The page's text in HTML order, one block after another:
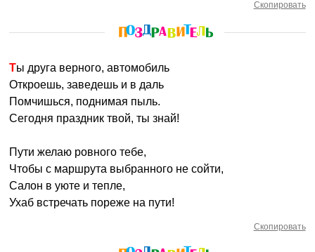
Скопировать
Ты друга верного, автомобиль
Откроешь, заведешь и в даль
Помчишься, поднимая пыль.
Сегодня праздник твой, ты знай!
Пути желаю ровного тебе,
Чтобы с маршрута выбранного не сойти,
Салон в уюте и тепле,
Ухаб встречать пореже на пути!
Скопировать